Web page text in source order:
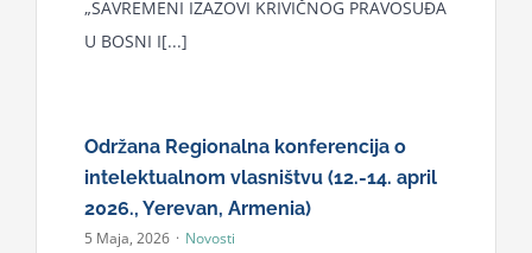
„SAVREMENI IZAZOVI KRIVIČNOG PRAVOSUĐA
U BOSNI I[...]
Održana Regionalna konferencija o
intelektualnom vlasništvu (12.-14. april
2026., Yerevan, Armenia)
5 Maja, 2026 · Novosti